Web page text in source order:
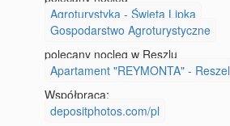
Agroturystyka - Święta Lipka
Gospodarstwo Agroturystyczne
polecany nocleg w Reszlu
Apartament "REYMONTA" - Reszel
Współpraca:
depositphotos.com/pl